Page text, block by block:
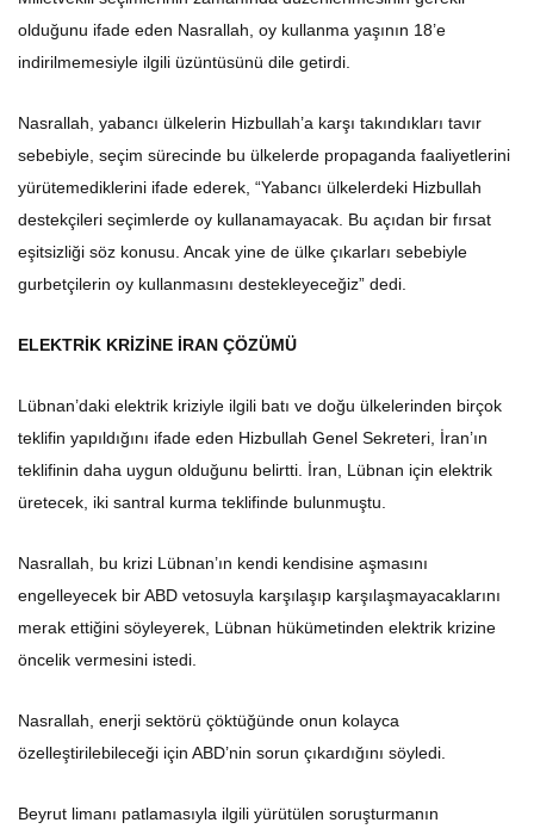
olduğunu ifade eden Nasrallah, oy kullanma yaşının 18’e
indirilmemesiyle ilgili üzüntüsünü dile getirdi.
Nasrallah, yabancı ülkelerin Hizbullah’a karşı takındıkları tavır
sebebiyle, seçim sürecinde bu ülkelerde propaganda faaliyetlerini
yürütemediklerini ifade ederek, “Yabancı ülkelerdeki Hizbullah
destekçileri seçimlerde oy kullanamayacak. Bu açıdan bir fırsat
eşitsizliği söz konusu. Ancak yine de ülke çıkarları sebebiyle
gurbetçilerin oy kullanmasını destekleyeceğiz” dedi.
ELEKTRİK KRİZİNE İRAN ÇÖZÜMÜ
Lübnan’daki elektrik kriziyle ilgili batı ve doğu ülkelerinden birçok
teklifin yapıldığını ifade eden Hizbullah Genel Sekreteri, İran’ın
teklifinin daha uygun olduğunu belirtti. İran, Lübnan için elektrik
üretecek, iki santral kurma teklifinde bulunmuştu.
Nasrallah, bu krizi Lübnan’ın kendi kendisine aşmasını
engelleyecek bir ABD vetosuyla karşılaşıp karşılaşmayacaklarını
merak ettiğini söyleyerek, Lübnan hükümetinden elektrik krizine
öncelik vermesini istedi.
Nasrallah, enerji sektörü çöktüğünde onun kolayca
özelleştirilebileceği için ABD’nin sorun çıkardığını söyledi.
Beyrut limanı patlamasıyla ilgili yürütülen soruşturmanın